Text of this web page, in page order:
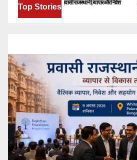
Top Stories
बेंगलूरु में जुटेंगे देश-विदेश के प्रवासी राजस्थानी, व्यापार और निवेश
के नए अवसरों पर होगा मंथन